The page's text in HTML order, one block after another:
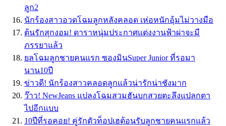
ลูก2
นักร้องสาวอวดโฉมลูกหลังคลอด เห่อหนักอุ้มไม่วางมือ
ต้นรักสุกงอม! ดาราหนุ่มประกาศแต่งงานฟ้าผ่าจะมี
ภรรยาแล้ว
ยลโฉมลูกชายคนแรก ซองมินSuper Junior ที่รอมา
นาน10ปี
ข่าวดี! นักร้องสาวคลอดลูกแล้วน่ารักน่าชังมาก
ว๊าว! NewJeans แปลงโฉมสวมฮันบกสวยตะลึงแปลกตา
ไปอีกแบบ
10ปีที่รอคอย! คู่รักตัวท็อปเฮต้อนรับลูกชายคนแรกแล้ว